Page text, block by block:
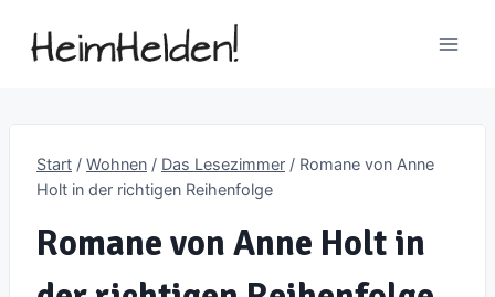
Inhalt
Start / Wohnen / Das Lesezimmer / Romane von Anne
Holt in der richtigen Reihenfolge
Romane von Anne Holt in